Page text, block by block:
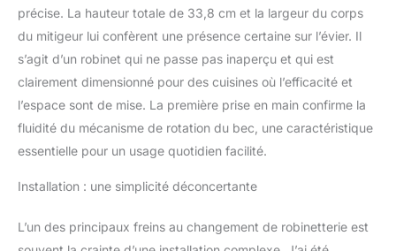
précise. La hauteur totale de 33,8 cm et la largeur du corps
du mitigeur lui confèrent une présence certaine sur l’évier. Il
s’agit d’un robinet qui ne passe pas inaperçu et qui est
clairement dimensionné pour des cuisines où l’efficacité et
l’espace sont de mise. La première prise en main confirme la
fluidité du mécanisme de rotation du bec, une caractéristique
essentielle pour un usage quotidien facilité.
Installation : une simplicité déconcertante
L’un des principaux freins au changement de robinetterie est